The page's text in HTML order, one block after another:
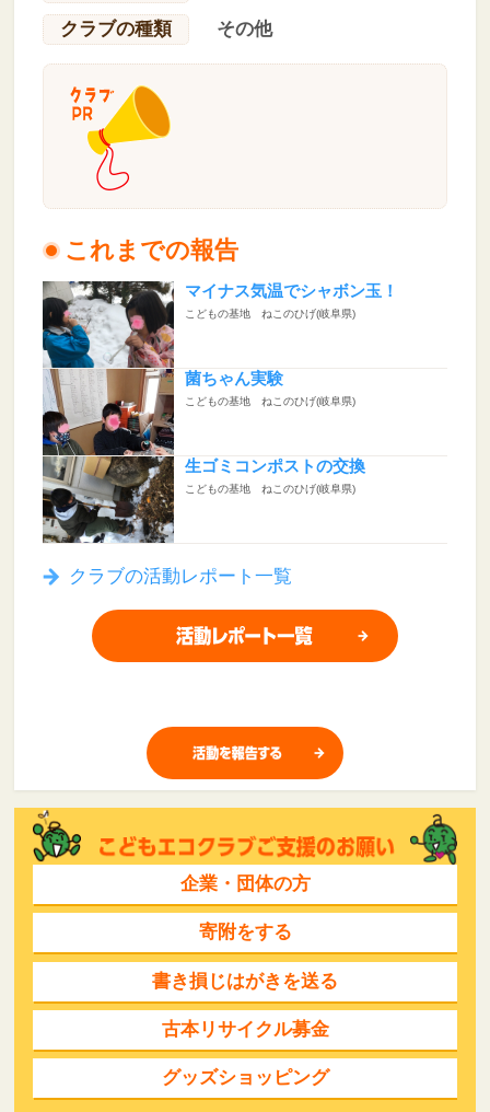
クラブの種類
その他
これまでの報告
マイナス気温でシャボン玉！
こどもの基地 ねこのひげ(岐阜県)
菌ちゃん実験
こどもの基地 ねこのひげ(岐阜県)
生ゴミコンポストの交換
こどもの基地 ねこのひげ(岐阜県)
クラブの活動レポート一覧
企業・団体の方
寄附をする
書き損じはがきを送る
古本リサイクル募金
グッズショッピング